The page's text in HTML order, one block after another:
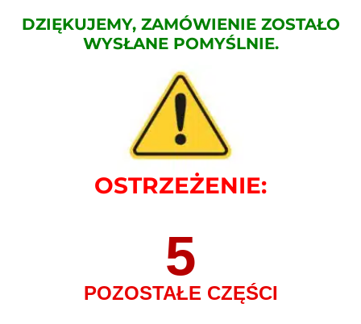
DZIĘKUJEMY, ZAMÓWIENIE ZOSTAŁO
WYSŁANE POMYŚLNIE.
OSTRZEŻENIE:
POZOSTAŁE CZĘŚCI
5